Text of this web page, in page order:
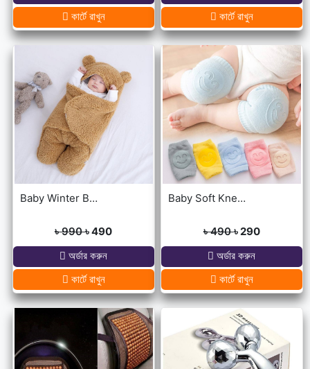
কার্টে রাখুন
কার্টে রাখুন
Baby Winter Blanket Winter Protection Worm Baby Care Blanket For ( 0-1year Babies )
৳ 990৳ 490
অর্ডার করুন
কার্টে রাখুন
Baby Soft Knee Pads for Safety - Multicolor
৳ 490৳ 290
অর্ডার করুন
কার্টে রাখুন